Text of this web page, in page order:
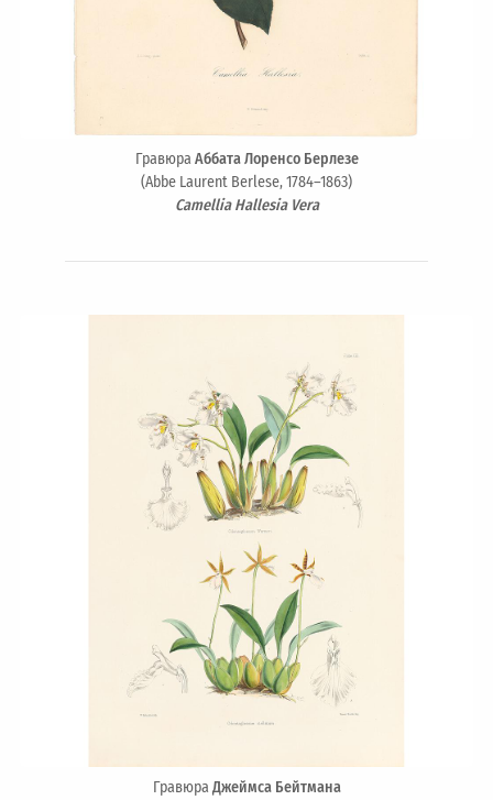
ГравюраАббата Лоренсо Берлезе
(Abbe Laurent Berlese, 1784–1863)
Camellia Hallesia Vera
ГравюраДжеймса Бейтмана